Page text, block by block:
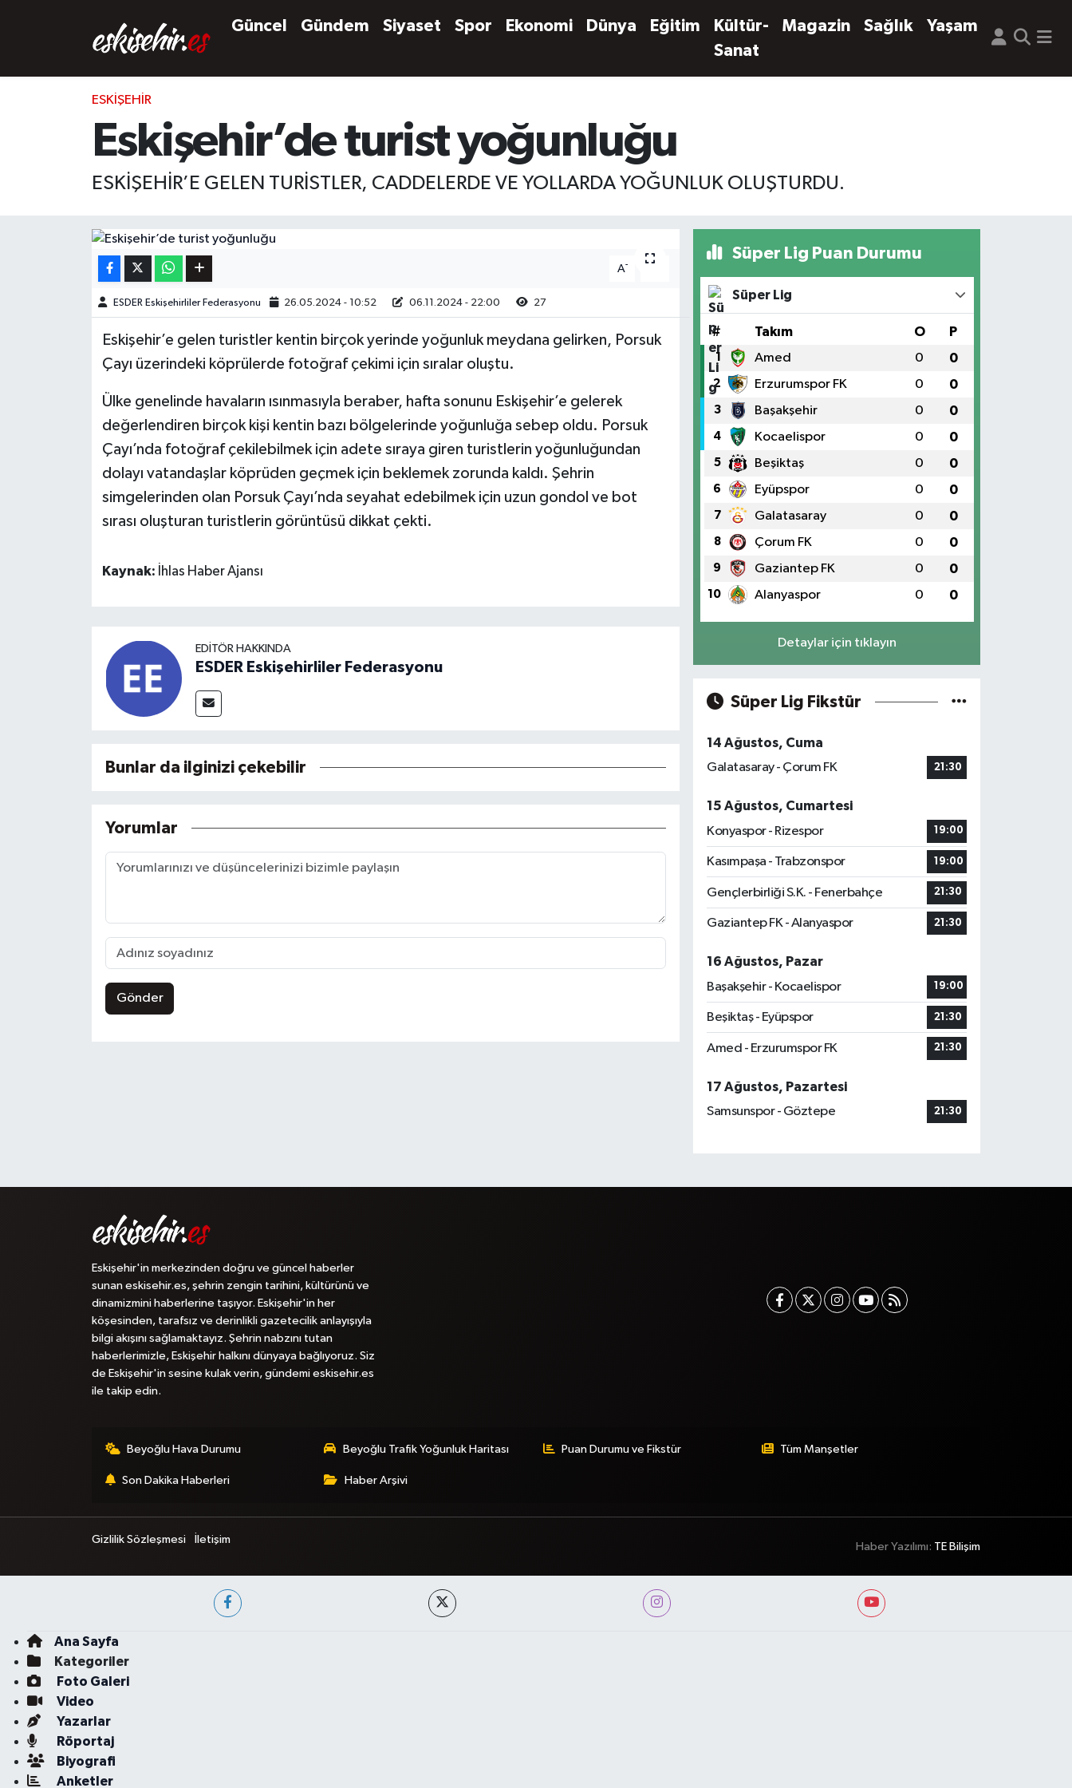
Güncel Gündem Siyaset Spor Ekonomi Dünya Eğitim
Kültür-
Sanat
Magazin Sağlık Yaşam
ESKIŞEHIR
Eskişehir’de turist yoğunluğu
ESKİŞEHİR’E GELEN TURİSTLER, CADDELERDE VE YOLLARDA YOĞUNLUK OLUŞTURDU.
A-
ESDER Eskişehirliler Federasyonu 26.05.2024 - 10:52 06.11.2024 - 22:00 27
Eskişehir’e gelen turistler kentin birçok yerinde yoğunluk meydana gelirken, Porsuk
Çayı üzerindeki köprülerde fotoğraf çekimi için sıralar oluştu.
Ülke genelinde havaların ısınmasıyla beraber, hafta sonunu Eskişehir’e gelerek
değerlendiren birçok kişi kentin bazı bölgelerinde yoğunluğa sebep oldu. Porsuk
Çayı’nda fotoğraf çekilebilmek için adete sıraya giren turistlerin yoğunluğundan
dolayı vatandaşlar köprüden geçmek için beklemek zorunda kaldı. Şehrin
simgelerinden olan Porsuk Çayı’nda seyahat edebilmek için uzun gondol ve bot
sırası oluşturan turistlerin görüntüsü dikkat çekti.
Kaynak: İhlas Haber Ajansı
EDITÖR HAKKINDA
ESDER Eskişehirliler Federasyonu
Bunlar da ilginizi çekebilir
Yorumlar
Gönder
Süper Lig Puan Durumu
Süper Lig
# Takım O P
1 Amed 0 0
2 Erzurumspor FK 0 0
3 Başakşehir 0 0
4 Kocaelispor 0 0
5 Beşiktaş 0 0
6 Eyüpspor 0 0
7 Galatasaray 0 0
8 Çorum FK 0 0
9 Gaziantep FK 0 0
10 Alanyaspor 0 0
Detaylar için tıklayın
Süper Lig Fikstür
14 Ağustos, Cuma
Galatasaray - Çorum FK
21:30
15 Ağustos, Cumartesi
Konyaspor - Rizespor
19:00
Kasımpaşa - Trabzonspor 19:00
Gençlerbirliği S.K. - Fenerbahçe 21:30
Gaziantep FK - Alanyaspor 21:30
16 Ağustos, Pazar
Başakşehir - Kocaelispor
19:00
Beşiktaş - Eyüpspor 21:30
Amed - Erzurumspor FK 21:30
17 Ağustos, Pazartesi
Samsunspor - Göztepe
21:30
Eskişehir'in merkezinden doğru ve güncel haberler
sunan eskisehir.es, şehrin zengin tarihini, kültürünü ve
dinamizmini haberlerine taşıyor. Eskişehir'in her
köşesinden, tarafsız ve derinlikli gazetecilik anlayışıyla
bilgi akışını sağlamaktayız. Şehrin nabzını tutan
haberlerimizle, Eskişehir halkını dünyaya bağlıyoruz. Siz
de Eskişehir'in sesine kulak verin, gündemi eskisehir.es
ile takip edin.
Beyoğlu Hava Durumu Beyoğlu Trafik Yoğunluk Haritası Puan Durumu ve Fikstür Tüm Manşetler
Son Dakika Haberleri Haber Arşivi
Gizlilik Sözleşmesi İletişim
Haber Yazılımı: TE Bilişim
Ana Sayfa
Kategoriler
Foto Galeri
Video
Yazarlar
Röportaj
Biyografi
Anketler